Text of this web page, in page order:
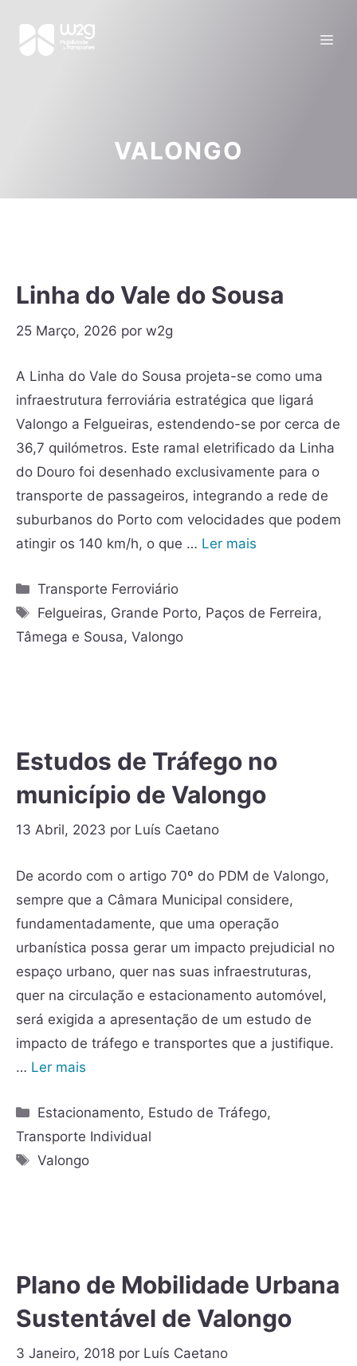
VALONGO
Linha do Vale do Sousa
25 Março, 2026 por w2g
A Linha do Vale do Sousa projeta-se como uma
infraestrutura ferroviária estratégica que ligará
Valongo a Felgueiras, estendendo-se por cerca de
36,7 quilómetros. Este ramal eletrificado da Linha
do Douro foi desenhado exclusivamente para o
transporte de passageiros, integrando a rede de
suburbanos do Porto com velocidades que podem
atingir os 140 km/h, o que … Ler mais
Transporte Ferroviário
Felgueiras, Grande Porto, Paços de Ferreira,
Tâmega e Sousa, Valongo
Estudos de Tráfego no
município de Valongo
13 Abril, 2023 por Luís Caetano
De acordo com o artigo 70º do PDM de Valongo,
sempre que a Câmara Municipal considere,
fundamentadamente, que uma operação
urbanística possa gerar um impacto prejudicial no
espaço urbano, quer nas suas infraestruturas,
quer na circulação e estacionamento automóvel,
será exigida a apresentação de um estudo de
impacto de tráfego e transportes que a justifique.
… Ler mais
Estacionamento, Estudo de Tráfego,
Transporte Individual
Valongo
Plano de Mobilidade Urbana
Sustentável de Valongo
3 Janeiro, 2018 por Luís Caetano